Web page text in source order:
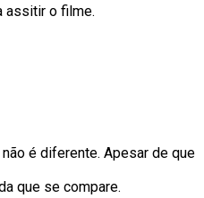
assitir o filme.
é diferente. Apesar de que
que se compare.